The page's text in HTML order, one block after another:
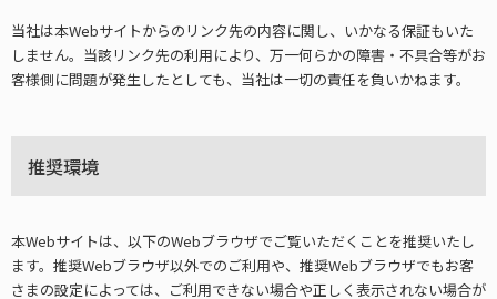
当社は本Webサイトからのリンク先の内容に関し、いかなる保証もいた
しません。当該リンク先の利用により、万一何らかの障害・不具合等がお
客様側に問題が発生したとしても、当社は一切の責任を負いかねます。
推奨環境
本Webサイトは、以下のWebブラウザでご覧いただくことを推奨いたし
ます。推奨Webブラウザ以外でのご利用や、推奨Webブラウザでもお客
さまの設定によっては、ご利用できない場合や正しく表示されない場合が